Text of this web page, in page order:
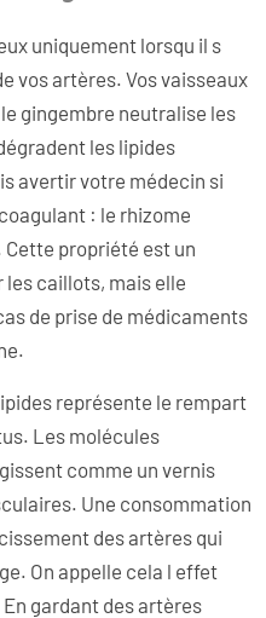
uniquement lorsqu il s
vos artères. Vos vaisseaux
gingembre neutralise les
les lipides
avertir votre médecin si
: le rhizome
propriété est un
caillots, mais elle
de prise de médicaments
représente le rempart
Les molécules
comme un vernis
Une consommation
des artères qui
On appelle cela l effet
gardant des artères